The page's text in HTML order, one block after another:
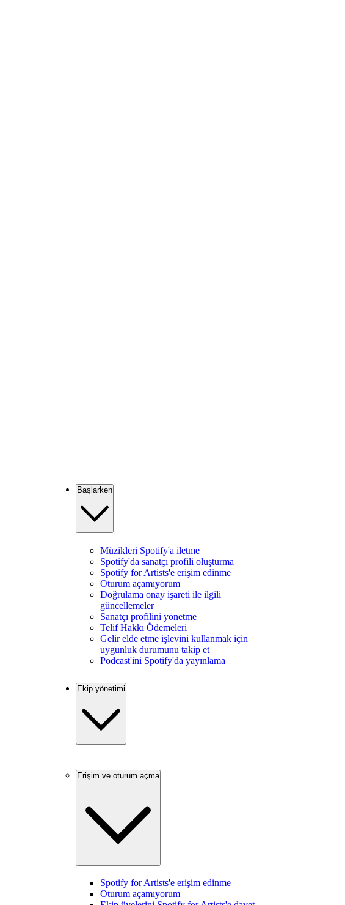
Başlarken
Müzikleri Spotify'a iletme
Spotify'da sanatçı profili oluşturma
Spotify for Artists'e erişim edinme
Oturum açamıyorum
Doğrulama onay işareti ile ilgili
güncellemeler
Sanatçı profilini yönetme
Telif Hakkı Ödemeleri
Gelir elde etme işlevini kullanmak için
uygunluk durumunu takip et
Podcast'ini Spotify'da yayınlama
Ekip yönetimi
Erişim ve oturum açma
Spotify for Artists'e erişim edinme
Oturum açamıyorum